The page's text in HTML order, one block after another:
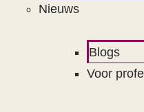
Nieuws
Blogs
Voor